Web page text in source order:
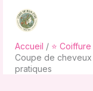
contenu
Accueil
⭐ Coiffure
Coupe de cheveux
pratiques